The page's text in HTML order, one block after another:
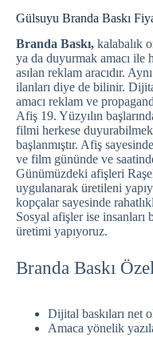
Gülsuyu Branda Baskı
Branda Baskı, kalabalık
ya da duyurmak amacı ile
asılan reklam aracıdır.
ilanları diye de bilinir.
amacı reklam ve
Afiş 19. Yüzyılın
filmi herkese
başlanmıştır. Afiş
ve film gününde ve
Günümüzdeki afişleri
uygulanarak üretileni
kopçalar sayesinde
Sosyal afişler ise insanları
üretimi yapıyoruz.
Branda Baskı
Dijital baskıları net
Amaca yönelik